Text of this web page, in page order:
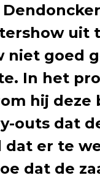
uit
niet goed
In het
hij deze
outs dat
dat er te
dat de